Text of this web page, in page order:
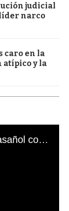
judicial
narco
caro en la
atípico y la
El mal momento de Yanina Gasañol con un hincha argentino en "Subrayado"